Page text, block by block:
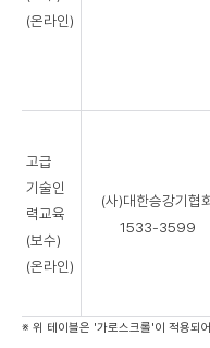
(온라인)
고급
기술인
력교육
(보수)
(온라인)
(사)대한승강기협
1533-3599
※ 위 테이블은 '가로스크롤'이 적용되